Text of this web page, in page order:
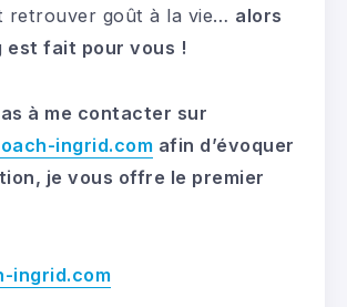
retrouver goût à la vie… alors
est fait pour vous !
à me contacter sur
ingrid.com afin d’évoquer
je vous offre le premier
ingrid.com